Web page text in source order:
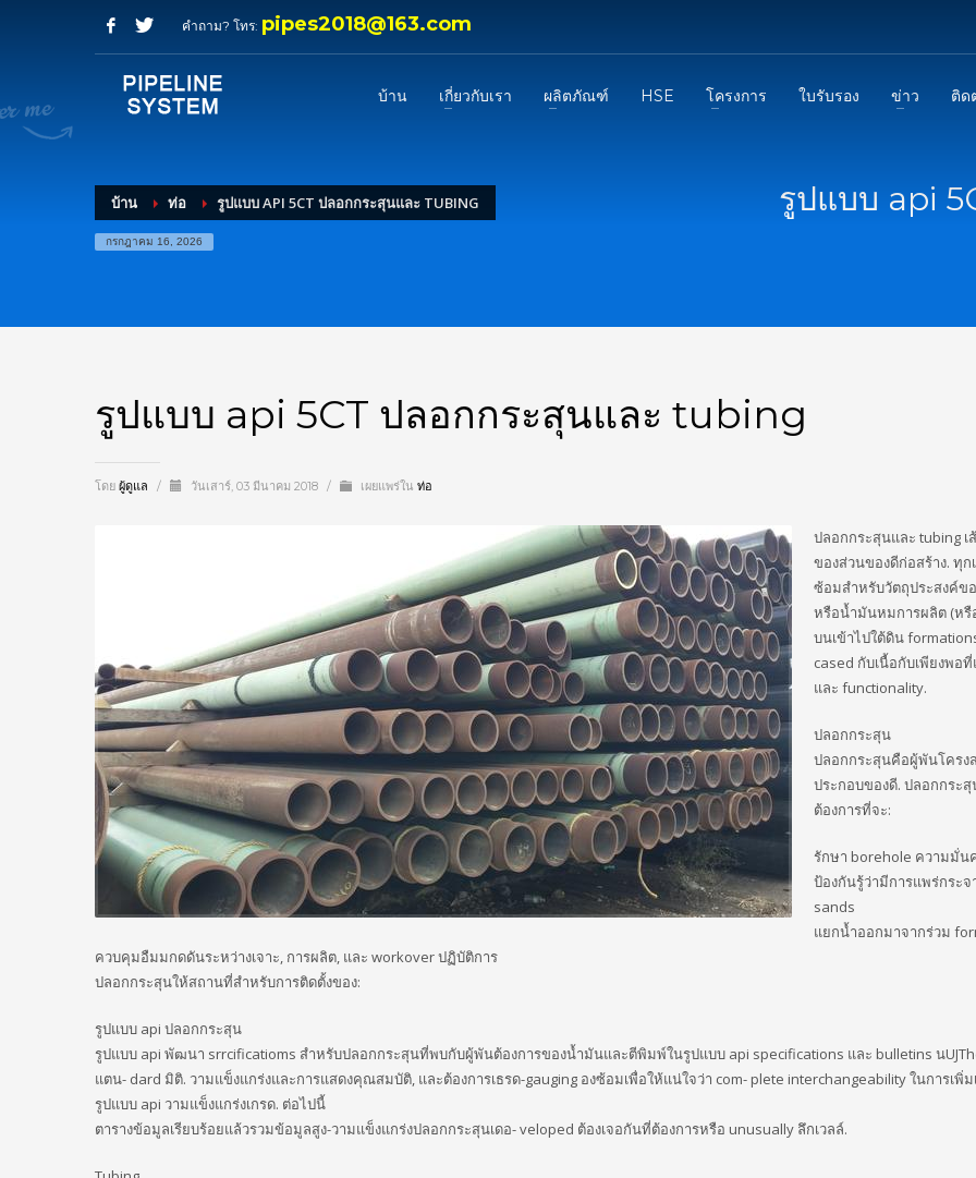
คำถาม? โทร: pipes2018@163.com
บ้าน เกี่ยวกับเรา ผลิตภัณฑ์ HSE โครงการ ใบรับรอง ข่าว ติด
บ้าน ท่อ รูปแบบ API 5CT ปลอกกระสุนและ TUBING
กรกฎาคม 16, 2026
รูปแบบ api
รูปแบบ api 5CT ปลอกกระสุนและ tubing
โดย ผู้ดูแล / วันเสาร์, 03 มีนาคม 2018 / เผยแพร่ใน ท่อ
ปลอกกระสุนและ tubing เ
ของส่วนของดีก่อสร้าง. ทุก
ซ้อมสำหรับวัตถุประสงค์ข
หรือน้ำมันหมการผลิต (ห
บนเข้าไปใต้ดิน
cased กับเนื้อกับเพียงพอ
และ functionality.
ปลอกกระสุน
ปลอกกระสุนคือผู้พันโครง
ประกอบของดี. ปลอกกระ
ต้องการที่จะ:
รักษา borehole ความมั่น
ป้องกันรู้ว่ามีการแพร่กระจ
sands
แยกน้ำออกมาจากร่วม
ควบคุมอืมมกดดันระหว่างเจาะ, การผลิต, และ workover ปฏิบัติการ
ปลอกกระสุนให้สถานที่สำหรับการติดตั้งของ:
รูปแบบ api ปลอกกระสุน
รูปแบบ api พัฒนา srrcificatioms สำหรับปลอกกระสุนที่พบกับผู้พันต้องการของน้ำมันและตีพิมพ์ในรูปแบบ api specifications และ bulletins น
แตน- dard มิติ. วามแข็งแกร่งและการแสดงคุณสมบัติ, และต้องการเธรด-gauging องซ้อมเพื่อให้แน่ใจว่า com- plete interchangeability ในการเพิ่
รูปแบบ api วามแข็งแกร่งเกรด. ต่อไปนี้
ตารางข้อมูลเรียบร้อยแล้วรวมข้อมูลสูง-วามแข็งแกร่งปลอกกระสุนเดอ- veloped ต้องเจอกันที่ต้องการหรือ unusually ลึกเวลล์.